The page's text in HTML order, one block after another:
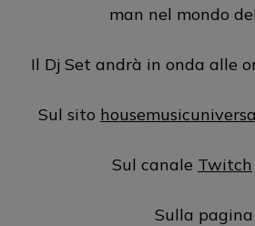
man nel mondo
Il Dj Set andrà in onda alle
Sul sito
Sul canale Twitch
Sulla pagina